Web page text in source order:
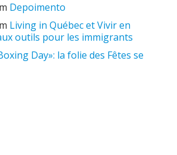
Depoimento
Living in Québec et Vivir en
outils pour les immigrants
Day»: la folie des Fêtes se